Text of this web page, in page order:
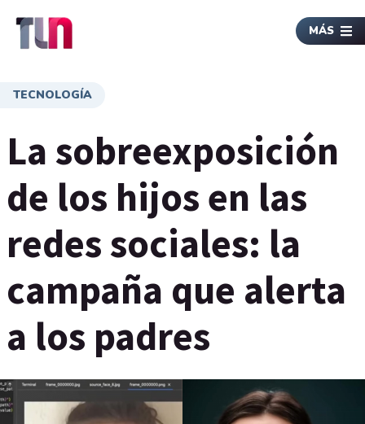
MÁS
TECNOLOGÍA
La sobreexposición
de los hijos en las
redes sociales: la
campaña que alerta
a los padres